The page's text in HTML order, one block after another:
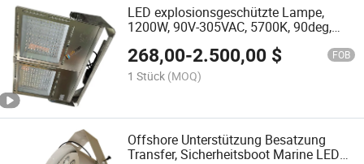
LED explosionsgeschützte Lampe,
1200W, 90V-305VAC, 5700K, 90deg,
268,00-2.500,00 $ FOB
1 Stück (MOQ)
Offshore Unterstützung Besatzung
Transfer, Sicherheitsboot Marine LED